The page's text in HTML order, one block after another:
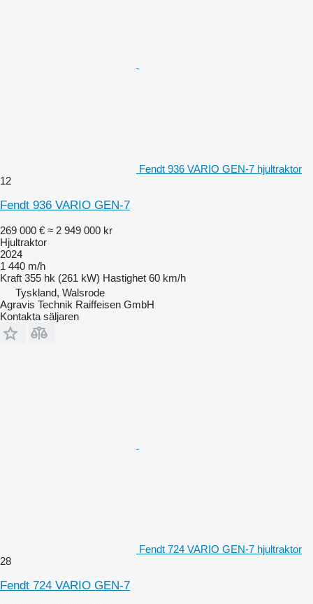
Fendt 936 VARIO GEN-7 hjultraktor
12
Fendt 936 VARIO GEN-7
269 000 € ≈ 2 949 000 kr
Hjultraktor
2024
1 440 m/h
Kraft 355 hk (261 kW) Hastighet 60 km/h
Tyskland, Walsrode
Agravis Technik Raiffeisen GmbH
Kontakta säljaren
Fendt 724 VARIO GEN-7 hjultraktor
28
Fendt 724 VARIO GEN-7